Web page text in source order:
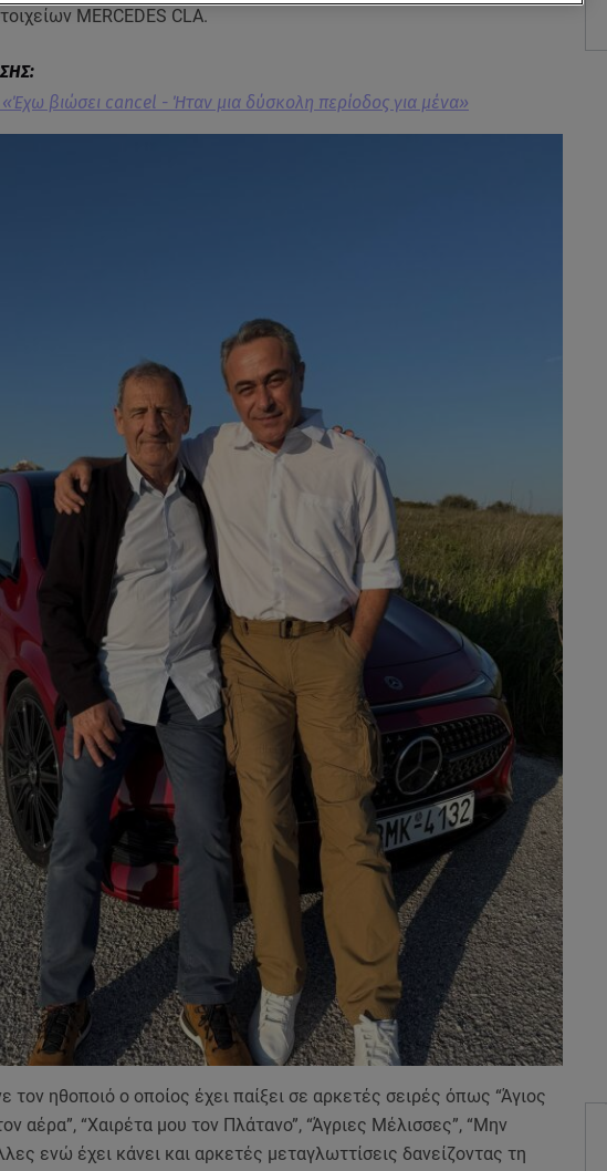
MERCEDES CLA.
βιώσει cancel - Ήταν μια δύσκολη περίοδος για μένα»
τον ηθοποιό ο οποίος έχει παίξει σε αρκετές σειρές όπως “Άγιος
αέρα”, “Χαιρέτα μου τον Πλάτανο”, “Άγριες Μέλισσες”, “Μην
ενώ έχει κάνει και αρκετές μεταγλωττίσεις δανείζοντας τη